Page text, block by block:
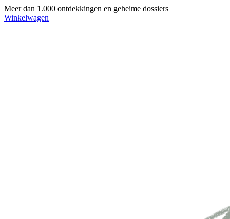
Meer dan 1.000 ontdekkingen en geheime dossiers
Winkelwagen